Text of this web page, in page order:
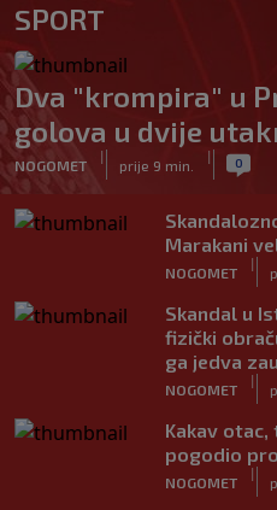
SPORT
Dva "krompira" u
golova u dvije
NOGOMET
|
prije 9 min.
| 0
Marakani
NOGOMET
|
Skandal u
fizički
ga jedva
NOGOMET
|
Kakav otac,
pogodio
NOGOMET
|